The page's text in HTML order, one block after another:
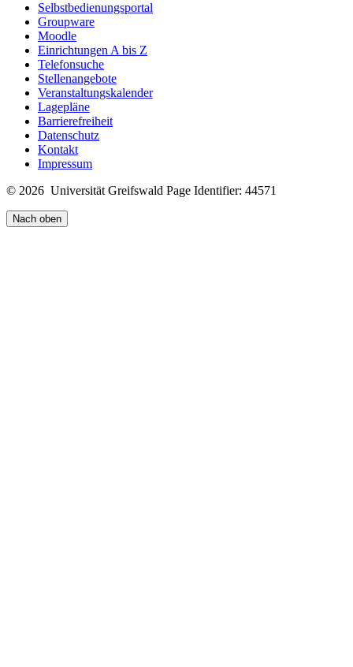
Selbstbedienungsportal
Groupware
Moodle
Einrichtungen A bis Z
Telefonsuche
Stellenangebote
Veranstaltungskalender
Lagepläne
Barrierefreiheit
Datenschutz
Kontakt
Impressum
© 2026 Universität Greifswald Page Identifier: 44571
Nach oben